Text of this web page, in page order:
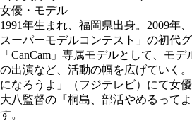
女優・モデル
1991年生まれ、福岡県出身。2009年
スーパーモデルコンテスト」の初代
「CanCam」専属モデルとして、モ
の出演など、活動の幅を広げていく
になろうよ」（フジテレビ）にて女
大八監督の『桐島、部活やめるって
す。